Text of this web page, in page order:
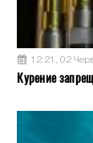
12:21, 02
Курение